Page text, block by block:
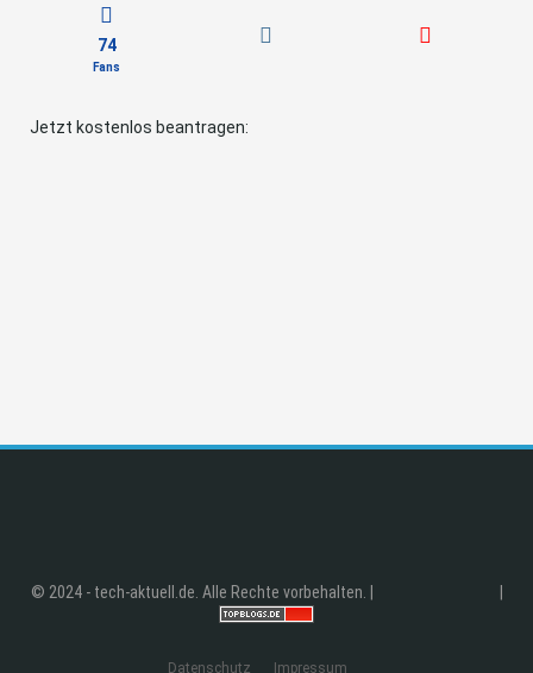
74
Fans
Jetzt kostenlos beantragen:
© 2024 - tech-aktuell.de. Alle Rechte vorbehalten. |
Datenschutz Impressum